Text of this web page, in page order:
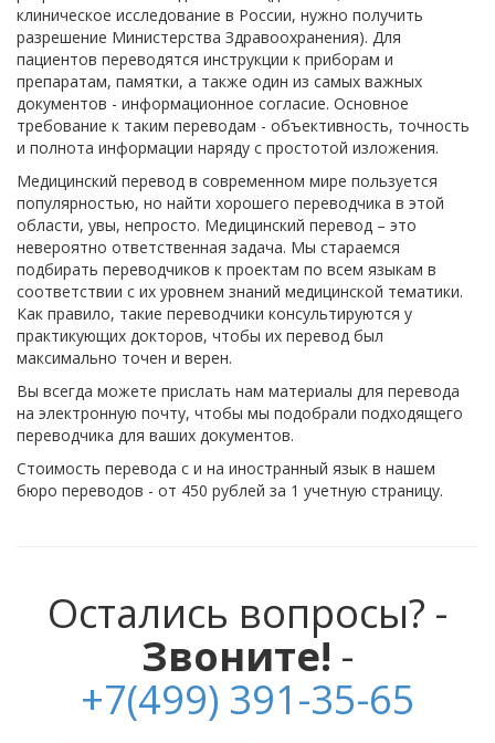
клиническое исследование в России, нужно получить
разрешение Министерства Здравоохранения). Для
пациентов переводятся инструкции к приборам и
препаратам, памятки, а также один из самых важных
документов - информационное согласие. Основное
требование к таким переводам - объективность, точность
и полнота информации наряду с простотой изложения.
Медицинский перевод в современном мире пользуется
популярностью, но найти хорошего переводчика в этой
области, увы, непросто. Медицинский перевод – это
невероятно ответственная задача. Мы стараемся
подбирать переводчиков к проектам по всем языкам в
соответствии с их уровнем знаний медицинской тематики.
Как правило, такие переводчики консультируются у
практикующих докторов, чтобы их перевод был
максимально точен и верен.
Вы всегда можете прислать нам материалы для перевода
на электронную почту, чтобы мы подобрали подходящего
переводчика для ваших документов.
Стоимость перевода с и на иностранный язык в нашем
бюро переводов - от 450 рублей за 1 учетную страницу.
Остались вопросы? -
Звоните! -
+7(499) 391-35-65